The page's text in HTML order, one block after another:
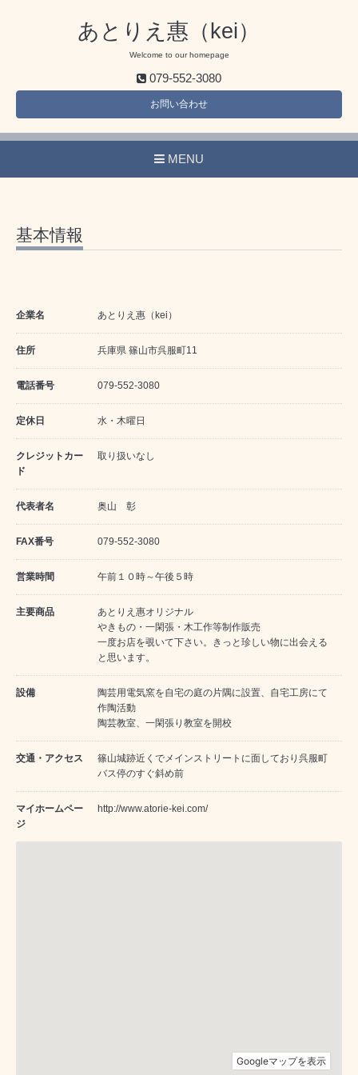
あとりえ惠（kei）
Welcome to our homepage
079-552-3080
お問い合わせ
MENU
基本情報
企業名 あとりえ惠（kei）
住所 兵庫県 篠山市呉服町11
電話番号 079-552-3080
定休日 水・木曜日
クレジットカー
ド
取り扱いなし
代表者名 奥山 彰
FAX番号 079-552-3080
営業時間 午前１０時～午後５時
主要商品
あとりえ惠オリジナル
やきもの・一閑張・木工作等制作販売
一度お店を覗いて下さい。きっと珍しい物に出会える
と思います。
設備
陶芸用電気窯を自宅の庭の片隅に設置、自宅工房にて
作陶活動
陶芸教室、一閑張り教室を開校
交通・アクセス
篠山城跡近くでメインストリートに面しており呉服町
バス停のすぐ斜め前
マイホームペー
ジ
http://www.atorie-kei.com/